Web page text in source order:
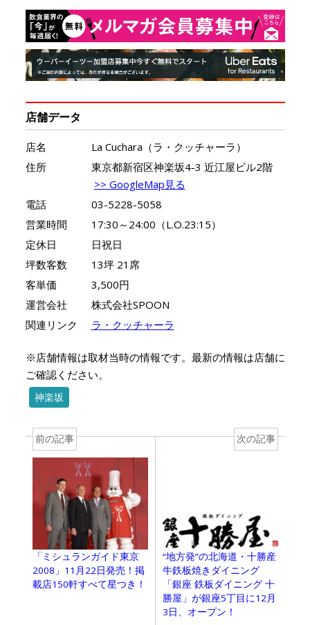
店舗データ
店名
La Cuchara（ラ・クッチャーラ）
住所
東京都新宿区神楽坂4-3 近江屋ビル2階
>> GoogleMap見る
電話
03-5228-5058
営業時間
17:30～24:00（L.O.23:15）
定休日
日祝日
坪数客数
13坪 21席
客単価
3,500円
運営会社
株式会社SPOON
関連リンク
ラ・クッチャーラ
※店舗情報は取材当時の情報です。最新の情報は店舗に
ご確認ください。
神楽坂
前の記事
「ミシュランガイド東京
2008」11月22日発売！掲
載店150軒すべて星つき！
次の記事
“地方発”の北海道・十勝産
牛鉄板焼きダイニング
「銀座 鉄板ダイニング 十
勝屋」が銀座5丁目に12月
3日、オープン！